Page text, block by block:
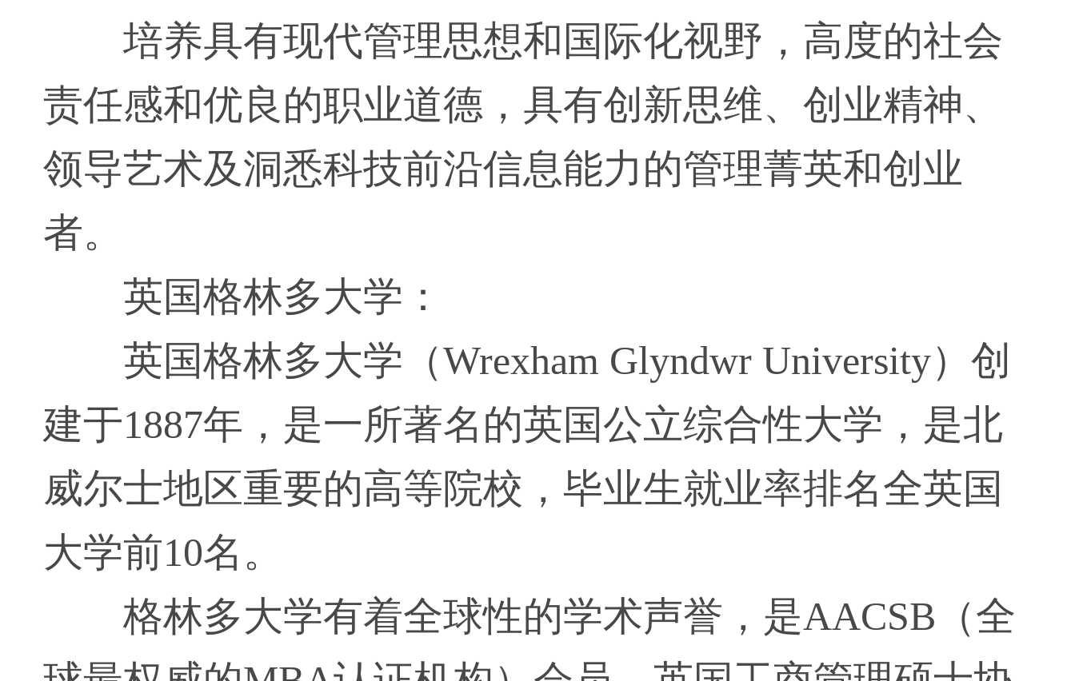
培养具有现代管理思想和国际化视野，高度的社会
责任感和优良的职业道德，具有创新思维、创业精神、
领导艺术及洞悉科技前沿信息能力的管理菁英和创业
者。
英国格林多大学：
英国格林多大学（Wrexham Glyndwr University）创
建于1887年，是一所著名的英国公立综合性大学，是北
威尔士地区重要的高等院校，毕业生就业率排名全英国
大学前10名。
格林多大学有着全球性的学术声誉，是AACSB（全